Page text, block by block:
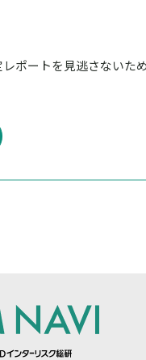
ポートを見逃さないた